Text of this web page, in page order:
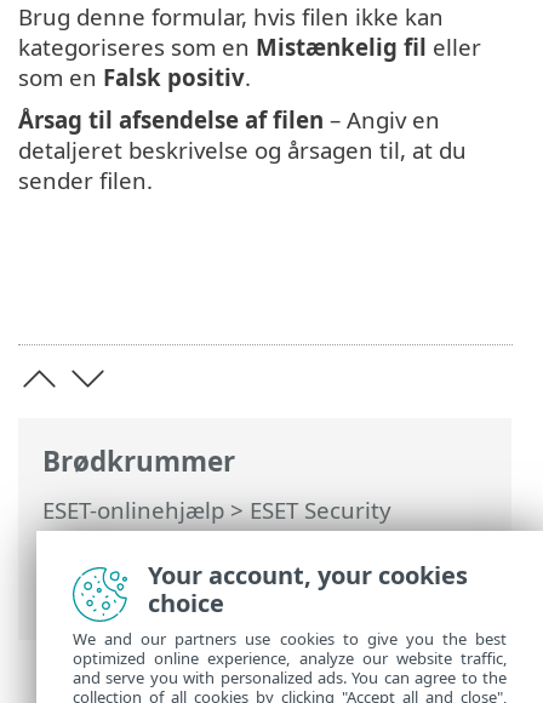
Brødkrummer
ESET-onlinehjælp>ESET Security
Ultimate>Arbejde med ESET Security
Ultimate
>Værktøjer>Vælg prøve til
analyse> Vælg prøve til analyse – Andet
Brug denne formular, hvis filen ikke kan
kategoriseres som en Mistænkelig fil eller
som en Falsk positiv.
Årsag til afsendelse af filen – Angiv en
detaljeret beskrivelse og årsagen til, at du
sender filen.
Your account, your cookies
choice
We and our partners use cookies to give you the best
optimized online experience, analyze our website traffic,
and serve you with personalized ads. You can agree to the
collection of all cookies by clicking "Accept all and close",